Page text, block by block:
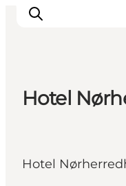
Events
Übernachtung
Hotel
Hotel